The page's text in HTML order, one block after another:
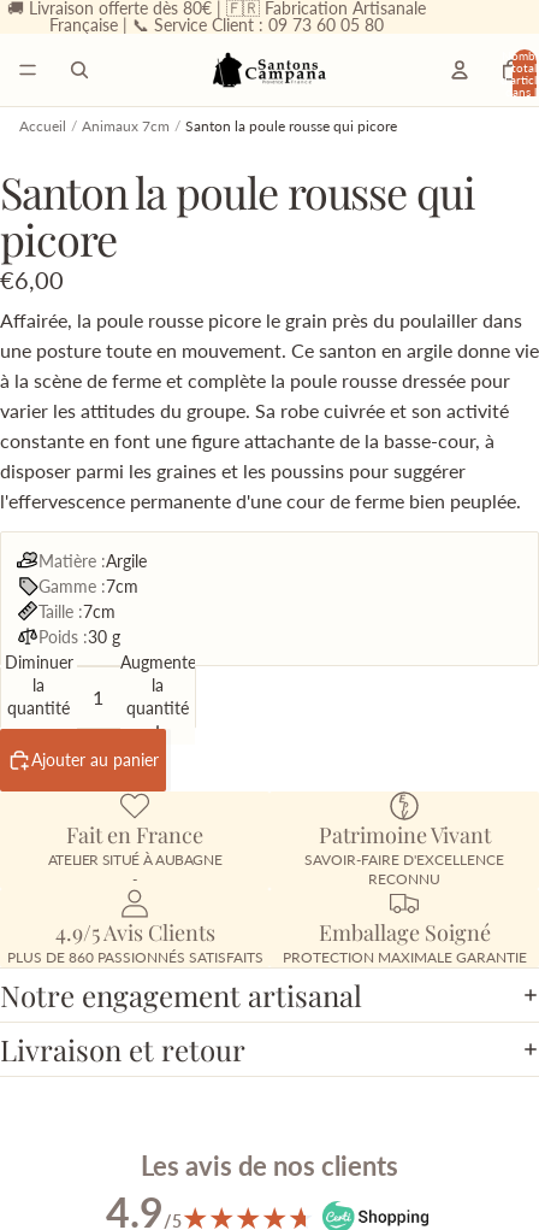
🚚 Livraison offerte dès 80€ | 🇫🇷 Fabrication Artisanale
Française | 📞 Service Client : 09 73 60 05 80
total
dans
Accueil / Animaux 7cm / Santon la poule rousse qui picore
Santon la poule rousse qui
picore
€6,00
Affairée, la poule rousse picore le grain près du poulailler dans
une posture toute en mouvement. Ce santon en argile donne vie
à la scène de ferme et complète la poule rousse dressée pour
varier les attitudes du groupe. Sa robe cuivrée et son activité
constante en font une figure attachante de la basse-cour, à
disposer parmi les graines et les poussins pour suggérer
l'effervescence permanente d'une cour de ferme bien peuplée.
Matière :Argile
Gamme :7cm
Taille :7cm
Poids :30 g
Diminuer
la
quantité
Augmenter
la
quantité
Ajouter au panier
Fait en France
ATELIER SITUÉ À AUBAGNE
-
Patrimoine Vivant
SAVOIR-FAIRE D'EXCELLENCE
RECONNU
4.9/5 Avis Clients
PLUS DE 860 PASSIONNÉS SATISFAITS
Emballage Soigné
PROTECTION MAXIMALE GARANTIE
Notre engagement artisanal
Livraison et retour
Les avis de nos clients
4.9/5★★★★★
★